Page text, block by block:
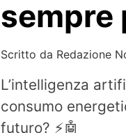
sempre
Scritto da Redazione
L’intelligenza
consumo
futuro? ⚡🤖